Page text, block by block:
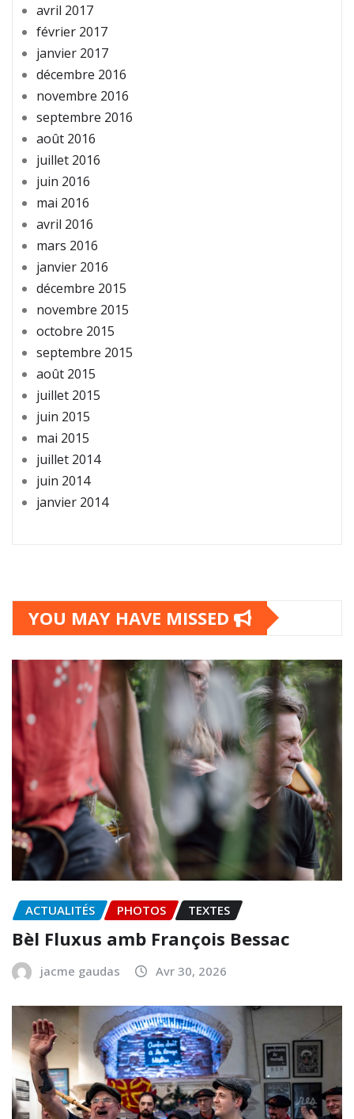
avril 2017
février 2017
janvier 2017
décembre 2016
novembre 2016
septembre 2016
août 2016
juillet 2016
juin 2016
mai 2016
avril 2016
mars 2016
janvier 2016
décembre 2015
novembre 2015
octobre 2015
septembre 2015
août 2015
juillet 2015
juin 2015
mai 2015
juillet 2014
juin 2014
janvier 2014
YOU MAY HAVE MISSED
ACTUALITÉS PHOTOS TEXTES
Bèl Fluxus amb François Bessac
jacme gaudas Avr 30, 2026